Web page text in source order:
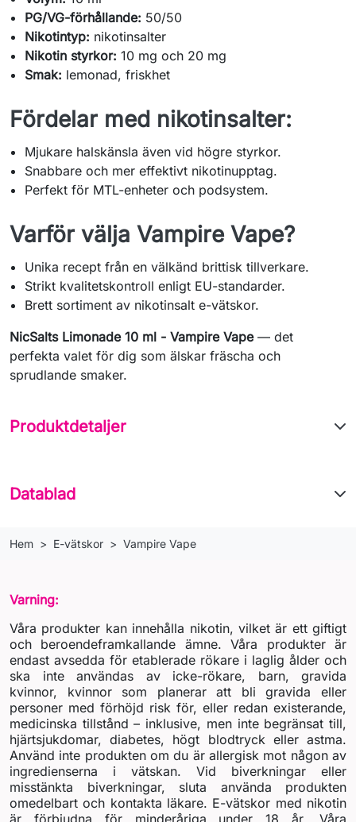
PG/VG-förhållande: 50/50
Nikotintyp: nikotinsalter
Nikotin styrkor: 10 mg och 20 mg
Smak: lemonad, friskhet
Fördelar med nikotinsalter:
Mjukare halskänsla även vid högre styrkor.
Snabbare och mer effektivt nikotinupptag.
Perfekt för MTL-enheter och podsystem.
Varför välja Vampire Vape?
Unika recept från en välkänd brittisk tillverkare.
Strikt kvalitetskontroll enligt EU-standarder.
Brett sortiment av nikotinsalt e-vätskor.
NicSalts Limonade 10 ml - Vampire Vape— det
perfekta valet för dig som älskar fräscha och
sprudlande smaker.
Produktdetaljer
Datablad
Hem E-vätskor Vampire Vape
Varning:
Våra produkter kan innehålla nikotin, vilket är ett giftigt
och beroendeframkallande ämne. Våra produkter är
endast avsedda för etablerade rökare i laglig ålder och
ska inte användas av icke-rökare, barn, gravida
kvinnor, kvinnor som planerar att bli gravida eller
personer med förhöjd risk för, eller redan existerande,
medicinska tillstånd – inklusive, men inte begränsat till,
hjärtsjukdomar, diabetes, högt blodtryck eller astma.
Använd inte produkten om du är allergisk mot någon av
ingredienserna i vätskan. Vid biverkningar eller
misstänkta biverkningar, sluta använda produkten
omedelbart och kontakta läkare. E-vätskor med nikotin
är förbjudna för minderåriga under 18 år. Våra